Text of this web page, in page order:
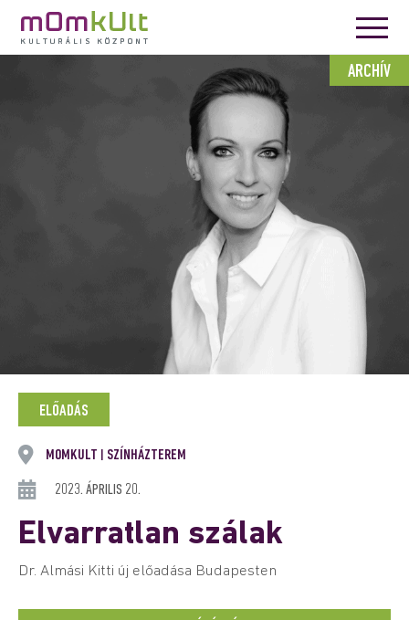
ARCHÍV
ELŐADÁS
MOMKULT SZÍNHÁZTEREM
2023. ÁPRILIS 20.
Elvarratlan szálak
Dr. Almási Kitti új előadása Budapesten